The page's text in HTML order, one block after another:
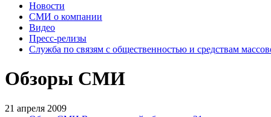
Новости
СМИ о компании
Видео
Пресс-релизы
Служба по связям с общественностью и средствам
Обзоры СМИ
21 апреля 2009